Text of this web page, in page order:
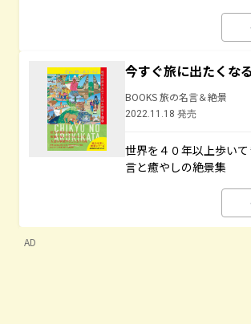
今すぐ旅に出たくな
BOOKS 旅の名言＆絶景
2022.11.18 発売
世界を４０年以上歩い
言と癒やしの絶景集
AD